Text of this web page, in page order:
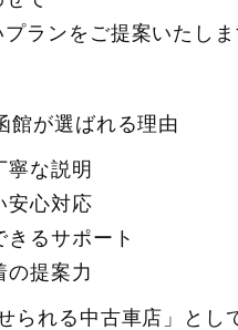
ランをご提案いたし
館が選ばれる理由
な説明
安心対応
るサポート
の提案力
られる中古車店」とし